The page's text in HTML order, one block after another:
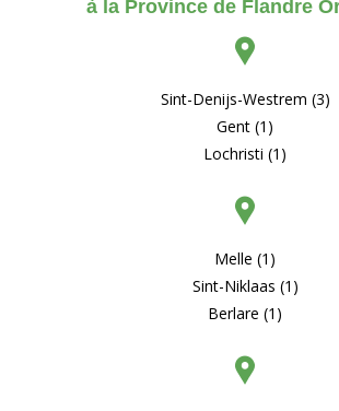
à la Province de Flandre
Sint-Denijs-Westrem (3)
Gent (1)
Lochristi (1)
Melle (1)
Sint-Niklaas (1)
Berlare (1)